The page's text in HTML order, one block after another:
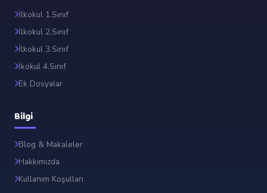
İlkokul 1.Sınıf
İlkokul 2.Sınıf
İlkokul 3.Sınıf
İkokul 4.Sınıf
Ek Dosyalar
Bilgi
Blog & Makaleler
Hakkımızda
Kullanım Koşulları